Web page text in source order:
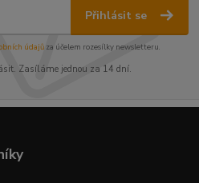
Přihlásit se
údajůza účelem rozesílky newsletteru.
Zasíláme jednou za 14 dní.